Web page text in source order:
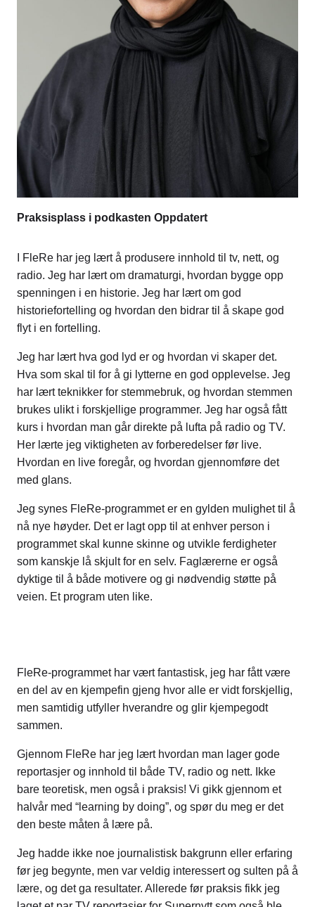
Praksisplass i podkasten Oppdatert
I FleRe har jeg lært å produsere innhold til tv, nett, og
radio. Jeg har lært om dramaturgi, hvordan bygge opp
spenningen i en historie. Jeg har lært om god
historiefortelling og hvordan den bidrar til å skape god
flyt i en fortelling.
Jeg har lært hva god lyd er og hvordan vi skaper det.
Hva som skal til for å gi lytterne en god opplevelse. Jeg
har lært teknikker for stemmebruk, og hvordan stemmen
brukes ulikt i forskjellige programmer. Jeg har også fått
kurs i hvordan man går direkte på lufta på radio og TV.
Her lærte jeg viktigheten av forberedelser før live.
Hvordan en live foregår, og hvordan gjennomføre det
med glans.
Jeg synes FleRe-programmet er en gylden mulighet til å
nå nye høyder. Det er lagt opp til at enhver person i
programmet skal kunne skinne og utvikle ferdigheter
som kanskje lå skjult for en selv. Faglærerne er også
dyktige til å både motivere og gi nødvendig støtte på
veien. Et program uten like.
FleRe-programmet har vært fantastisk, jeg har fått være
en del av en kjempefin gjeng hvor alle er vidt forskjellig,
men samtidig utfyller hverandre og glir kjempegodt
sammen.
Gjennom FleRe har jeg lært hvordan man lager gode
reportasjer og innhold til både TV, radio og nett. Ikke
bare teoretisk, men også i praksis! Vi gikk gjennom et
halvår med “learning by doing”, og spør du meg er det
den beste måten å lære på.
Jeg hadde ikke noe journalistisk bakgrunn eller erfaring
før jeg begynte, men var veldig interessert og sulten på å
lære, og det ga resultater. Allerede før praksis fikk jeg